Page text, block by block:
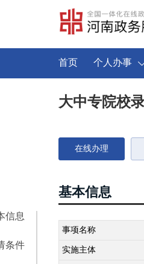
首页 个人办事
信息
条件
大中专院校
在线办理
基本信息
事项名称
实施主体